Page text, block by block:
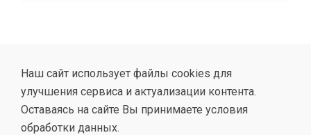
Наш сайт использует файлы cookies для
улучшения сервиса и актуализации контента.
Оставаясь на сайте Вы принимаете условия
обработки данных.